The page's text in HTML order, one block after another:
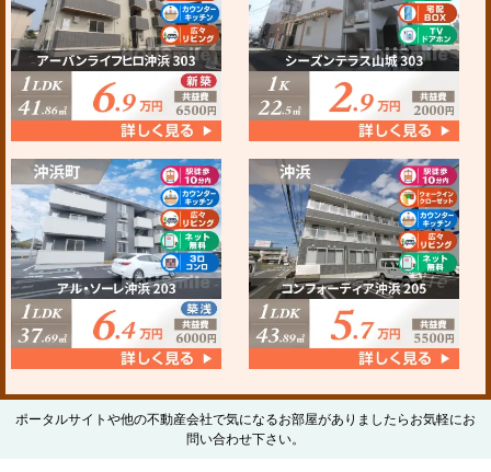
ポータルサイトや他の不動産会社で気になるお部屋がありましたらお気軽にお
問い合わせ下さい。